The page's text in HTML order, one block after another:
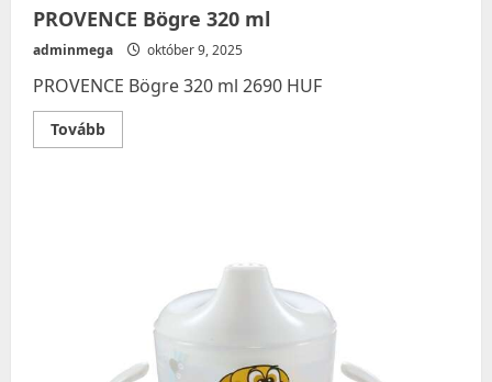
PROVENCE Bögre 320 ml
adminmega október 9, 2025
PROVENCE Bögre 320 ml 2690 HUF
TovábbRead
more